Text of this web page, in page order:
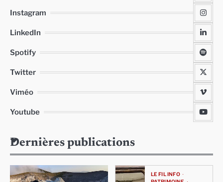
Instagram
LinkedIn
Spotify
Twitter
Viméo
Youtube
Dernières publications
LE FIL INFO